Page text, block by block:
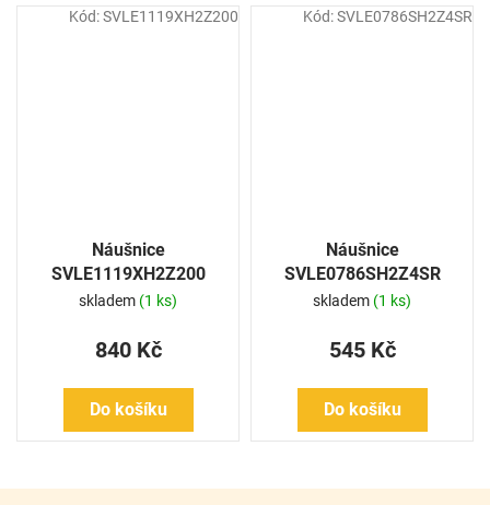
Náušnice
SVLE1119XH2Z200
skladem (1 ks)
840 Kč
Do košíku
Kód:SVLE1119XH2Z200
Náušnice
SVLE0786SH2Z4SR
skladem (1 ks)
545 Kč
Do košíku
Kód:SVLE0786SH2Z4SR